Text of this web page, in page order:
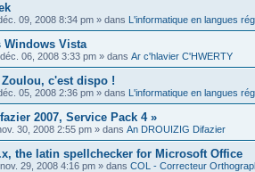
09, 2008 8:34 pm » dans L'informatique en langues
Windows Vista
06, 2008 3:33 pm » dans Ar c'hlavier C'HWERTY
Zoulou, c'est dispo !
05, 2008 2:36 pm » dans L'informatique en langues
2007, Service Pack 4 »
30, 2008 2:55 pm » dans An DROUIZIG Difazier
the latin spellchecker for Microsoft Office
29, 2008 4:16 pm » dans COL - Correcteur